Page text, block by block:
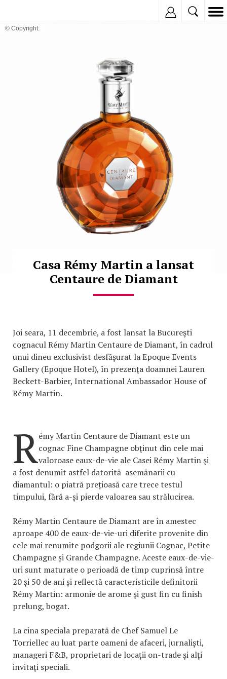
© Copyright:
Casa Rémy Martin a lansat
Centaure de Diamant
Joi seara, 11 decembrie, a fost lansat la Bucureşti
cognacul Rémy Martin Centaure de Diamant, în cadrul
unui dineu exclusivist desfăşurat la Epoque Events
Gallery (Epoque Hotel), în prezenţa doamnei Lauren
Beckett-Barbier, International Ambassador House of
Rémy Martin.
Rémy Martin Centaure de Diamant este un
cognac Fine Champagne obţinut din cele mai
valoroase eaux-de-vie ale Casei Rémy Martin şi
a fost denumit astfel datorită asemănarii cu
diamantul: o piatră prețioasă care trece testul
timpului, fără a-și pierde valoarea sau strălucirea.
Rémy Martin Centaure de Diamant are în amestec
aproape 400 de eaux-de-vie-uri diferite provenite din
cele mai renumite podgorii ale regiunii Cognac, Petite
Champagne și Grande Champagne. Aceste eaux-de-vie-
uri sunt maturate o perioadă de timp cuprinsă între
20 și 50 de ani și reflectă caracteristicile definitorii
Rémy Martin: armonie de arome şi gust fin cu finish
prelung, bogat.
La cina speciala preparată de Chef Samuel Le
Torriellec au luat parte oameni de afaceri, jurnalişti,
manageri F&B, proprietari de locaţii on-trade şi alţi
invitaţi speciali.